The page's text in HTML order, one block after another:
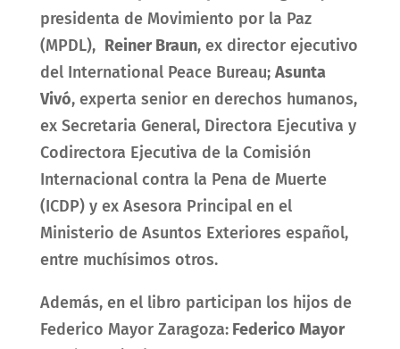
presidenta de Movimiento por la Paz
(MPDL), Reiner Braun, ex director ejecutivo
del International Peace Bureau; Asunta
Vivó, experta senior en derechos humanos,
ex Secretaria General, Directora Ejecutiva y
Codirectora Ejecutiva de la Comisión
Internacional contra la Pena de Muerte
(ICDP) y ex Asesora Principal en el
Ministerio de Asuntos Exteriores español,
entre muchísimos otros.
Además, en el libro participan los hijos de
Federico Mayor Zaragoza:Federico Mayor